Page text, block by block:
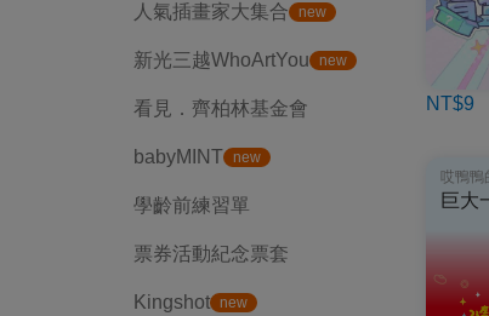
人氣插畫家大集合 new
新光三越WhoArtYou new
看見．齊柏林基金會
babyMINT new
學齡前練習單
票券活動紀念票套
Kingshot new
NT$9
哎鴨鴨
巨大